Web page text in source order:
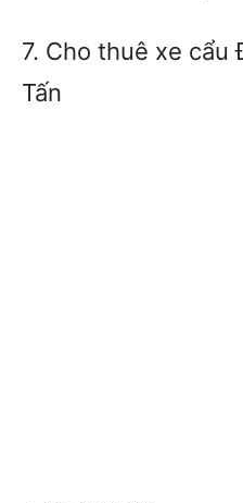
7. Cho thuê xe cẩu
Tấn